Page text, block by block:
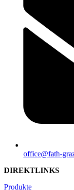
office@fath-
DIREKTLINKS
Produkte